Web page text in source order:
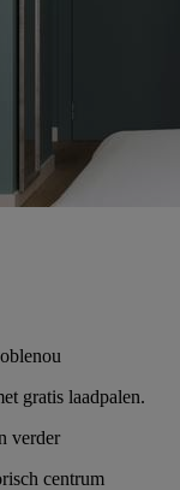
gratis laadpalen.
verder
centrum